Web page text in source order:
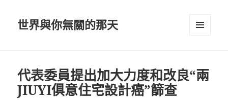
世界與你無關的那天
代表委員提出加大力度和改良“兩
JIUYI俱意住宅設計癌”篩查